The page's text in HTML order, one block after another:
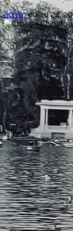
adminenero 24,